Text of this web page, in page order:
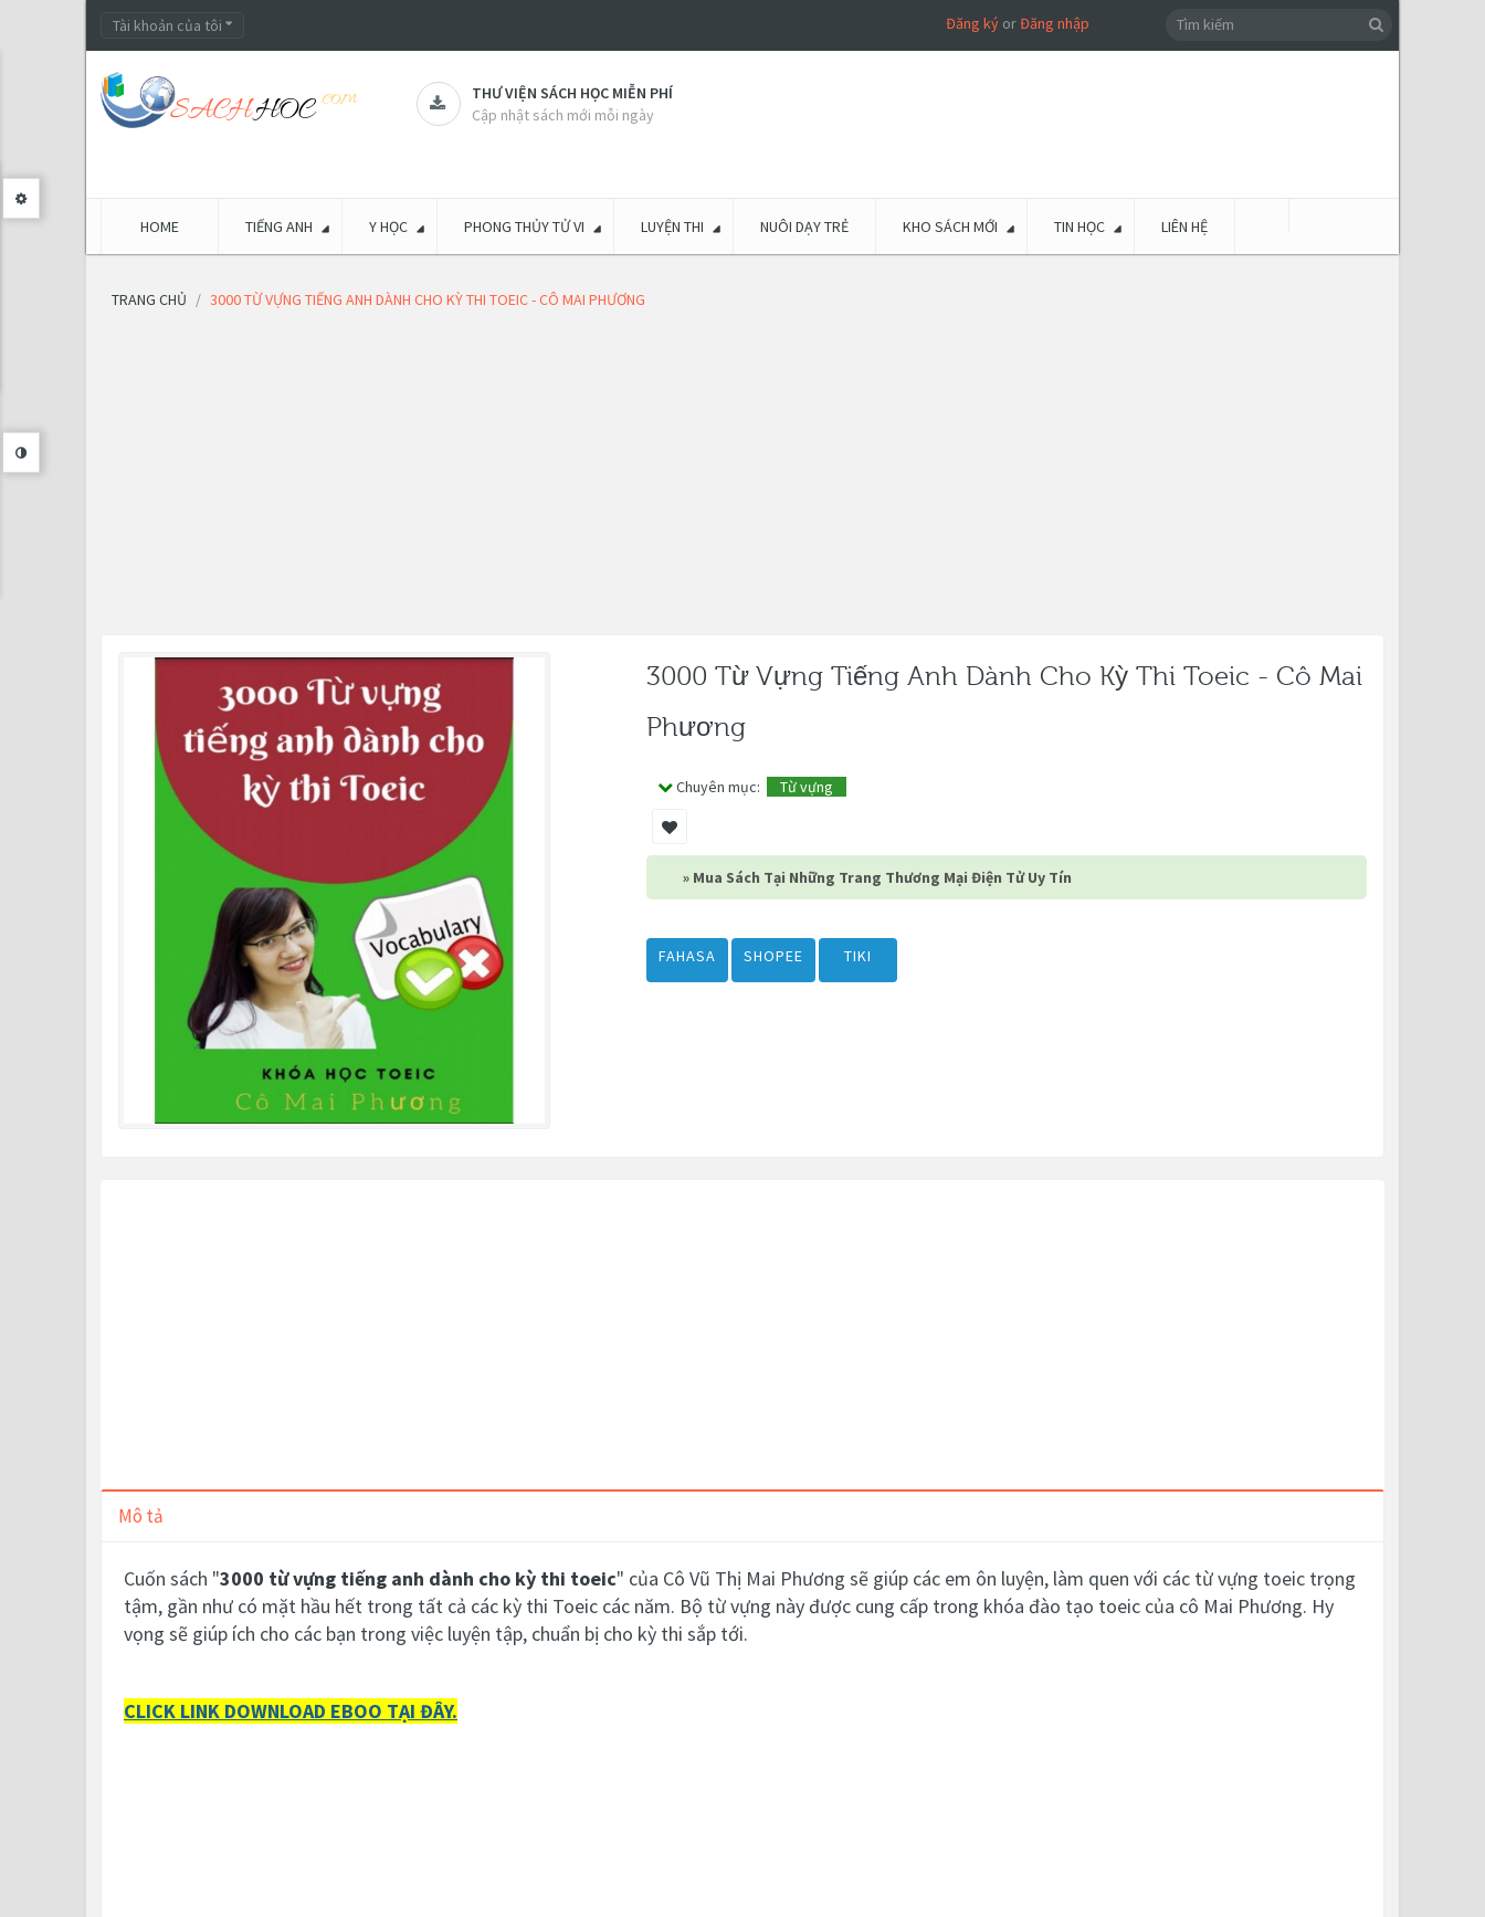
Tài khoản của tôi Đăng kýorĐăng nhập
THƯ VIỆN SÁCH HỌC MIỄN PHÍ
Cập nhật sách mới mỗi ngày
HOME TIẾNG ANH Y HỌC PHONG THỦY TỬ VI LUYỆN THI NUÔI DẠY TRẺ KHO SÁCH MỚI TIN HỌC LIÊN HỆ
TRANG CHỦ 3000 TỪ VỰNG TIẾNG ANH DÀNH CHO KỲ THI TOEIC - CÔ MAI PHƯƠNG
3000 Từ Vựng Tiếng Anh Dành Cho Kỳ Thi Toeic - Cô Mai
Phương
Chuyên mục: Từ vựng
» Mua Sách Tại Những Trang Thương Mại Điện Tử Uy Tín
FAHASA SHOPEE TIKI
Mô tả
Cuốn sách "3000 từ vựng tiếng anh dành cho kỳ thi toeic" của Cô Vũ Thị Mai Phương sẽ giúp các em ôn luyện, làm quen với các từ vựng toeic trọng
tậm, gần như có mặt hầu hết trong tất cả các kỳ thi Toeic các năm. Bộ từ vựng này được cung cấp trong khóa đào tạo toeic của cô Mai Phương. Hy
vọng sẽ giúp ích cho các bạn trong việc luyện tập, chuẩn bị cho kỳ thi sắp tới.
CLICK LINK DOWNLOAD EBOO TẠI ĐÂY.